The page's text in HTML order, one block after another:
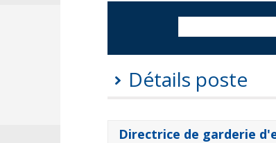
Détails poste
Directrice de garderie